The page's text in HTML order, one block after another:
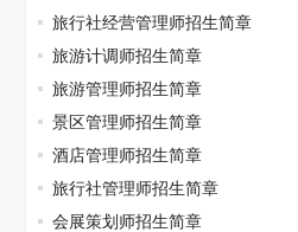
旅行社经营管理师招生简章
旅游计调师招生简章
旅游管理师招生简章
景区管理师招生简章
酒店管理师招生简章
旅行社管理师招生简章
会展策划师招生简章